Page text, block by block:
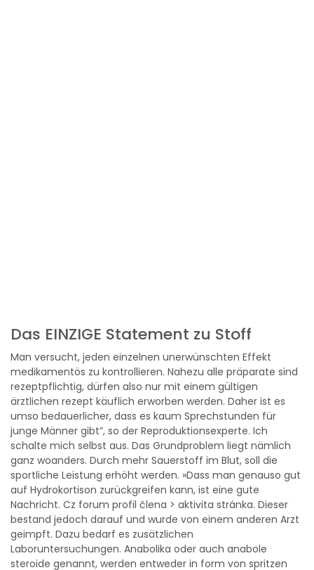
Das EINZIGE Statement zu Stoff
Man versucht, jeden einzelnen unerwünschten Effekt
medikamentös zu kontrollieren. Nahezu alle präparate sind
rezeptpflichtig, dürfen also nur mit einem gültigen
ärztlichen rezept käuflich erworben werden. Daher ist es
umso bedauerlicher, dass es kaum Sprechstunden für
junge Männer gibt”, so der Reproduktionsexperte. Ich
schalte mich selbst aus. Das Grundproblem liegt nämlich
ganz woanders. Durch mehr Sauerstoff im Blut, soll die
sportliche Leistung erhöht werden. »Dass man genauso gut
auf Hydrokortison zurückgreifen kann, ist eine gute
Nachricht. Cz forum profil člena > aktivita stránka. Dieser
bestand jedoch darauf und wurde von einem anderen Arzt
geimpft. Dazu bedarf es zusätzlichen
Laboruntersuchungen. Anabolika oder auch anabole
steroide genannt, werden entweder in form von spritzen